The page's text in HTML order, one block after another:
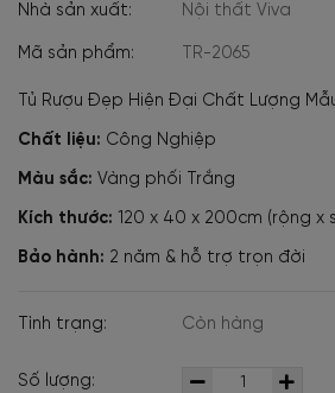
Nhà sản xuất: Nội thất Viva
Mã sản phẩm: TR-2065
Tủ Rượu Đẹp Hiện Đại Chất Lượng
Chất liệu: Công Nghiệp
Màu sắc: Vàng phối Trắng
Kích thước: 120 x 40 x 200cm (rộng x
Bảo hành: 2 năm & hỗ trợ trọn đời
Tình trạng: Còn hàng
Số lượng: